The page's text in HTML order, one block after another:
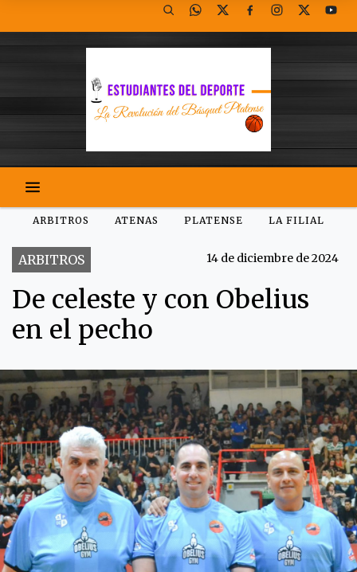
ARBITROS ATENAS PLATENSE LA FILIAL
ARBITROS 14 de diciembre de 2024
De celeste y con Obelius
en el pecho